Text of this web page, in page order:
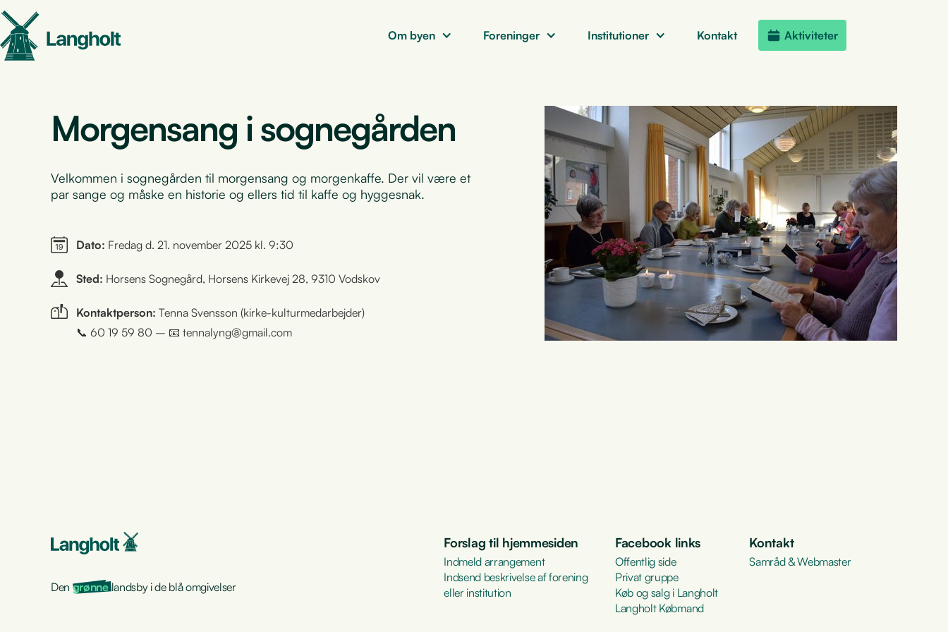
Om byen Foreninger Institutioner Kontakt Aktiviteter
Morgensang i sognegården
Velkommen i sognegården til morgensang og morgenkaffe. Der vil være et
par sange og måske en historie og ellers tid til kaffe og hyggesnak.
Dato: Fredag d. 21. november 2025 kl. 9:30
Sted: Horsens Sognegård, Horsens Kirkevej 28, 9310 Vodskov
Kontaktperson: Tenna Svensson (kirke-kulturmedarbejder)
📞 60 19 59 80 – 📧 tennalyng@gmail.com
Den grønnelandsby i de blå omgivelser
Forslag til hjemmesiden
Indmeld arrangement
Indsend beskrivelse af forening
eller institution
Facebook links
Offentlig side
Privat gruppe
Køb og salg i Langholt
Langholt Købmand
Kontakt
Samråd & Webmaster